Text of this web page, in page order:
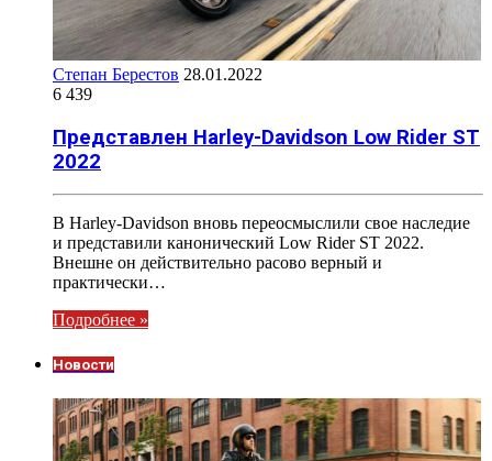
Степан Берестов 28.01.2022
6 439
Представлен Harley-Davidson Low Rider ST
2022
В Harley-Davidson вновь переосмыслили свое наследие
и представили канонический Low Rider ST 2022.
Внешне он действительно расово верный и
практически…
Подробнее »
Новости